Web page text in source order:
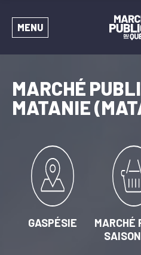
MENU
MARCHÉ
MATANIE
GASPÉSIE
MARCHÉ